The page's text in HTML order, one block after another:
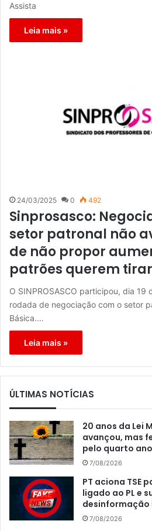
Assista
Leia mais »
24/03/2025 0 492
Sinprosasco:
setor patronal não
de não propor
patrões querem
O SINPROSASCO participou, dia 19
rodada de negociação com o setor
Básica.…
Leia mais »
ÚLTIMAS NOTÍCIAS
20 anos da Lei
avançou, mas
pelo quarto
7/08/2026
PT aciona TSE
ligado ao PL e
7/08/2026